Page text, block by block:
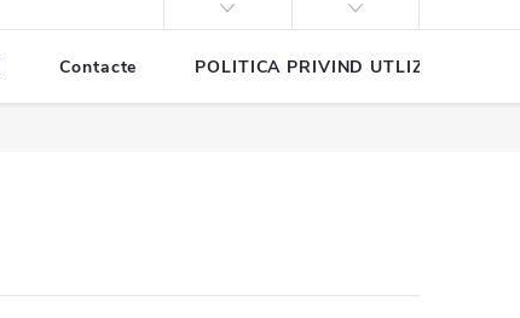
Contacte POLITICA PRIVIND UTLIZAREA